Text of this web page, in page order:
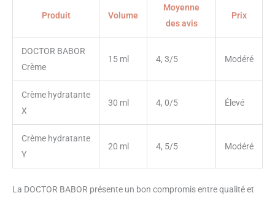
Produit Volume
Moyenne
des avis
Prix
DOCTOR BABOR
Crème
15 ml 4, 3/5 Modéré
Crème hydratante
X
30 ml 4, 0/5 Élevé
Crème hydratante
Y
20 ml 4, 5/5 Modéré
La DOCTOR BABOR présente un bon compromis entre qualité et